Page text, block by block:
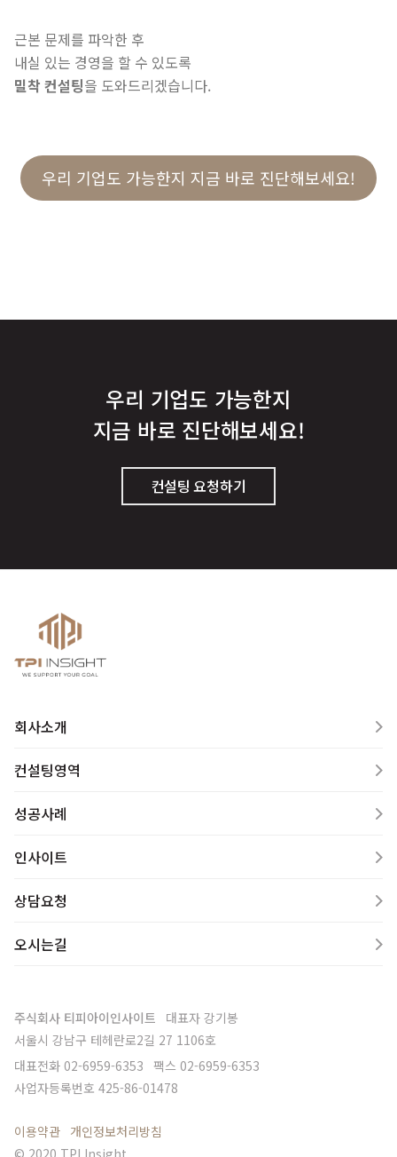
근본 문제를 파악한 후
내실 있는 경영을 할 수 있도록
밀착 컨설팅을 도와드리겠습니다.
우리 기업도 가능한지 지금 바로 진단해보세요!
우리 기업도 가능한지
지금 바로 진단해보세요!
컨설팅 요청하기
회사소개
컨설팅영역
성공사례
인사이트
상담요청
오시는길
주식회사 티피아이인사이트 대표자 강기봉
서울시 강남구 테헤란로2길 27 1106호
대표전화 02-6959-6353 팩스 02-6959-6353
사업자등록번호 425-86-01478
이용약관 개인정보처리방침
© 2020 TPI Insight